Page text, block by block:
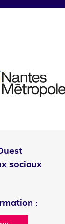
sociaux
: